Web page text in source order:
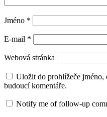
Jméno *
E-mail *
Webová stránka
Uložit do prohlížeče jméno,
budoucí komentáře.
Notify me of follow-up